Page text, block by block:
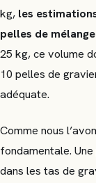
kg, les
pelles de
25 kg, ce volume
10 pelles de
adéquate.
Comme nous
fondamentale.
dans les tas de